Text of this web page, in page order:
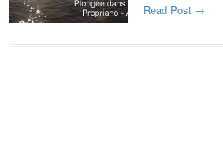
Read Post →